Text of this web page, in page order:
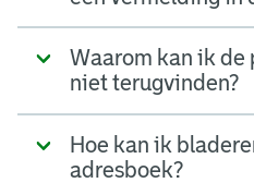
Waarom kan ik de
niet terugvinden?
Hoe kan ik
adresboek?